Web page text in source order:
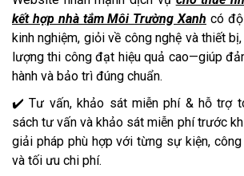
kết hợp nhà tắm Môi Trường Xanh có
kinh nghiệm, giỏi về công nghệ và thiết
lượng thi công đạt hiệu quả cao—giúp
hành và bảo trì đúng chuẩn.
✔️ Tư vấn, khảo sát miễn phí & hỗ trợ
sách tư vấn và khảo sát miễn phí trước
giải pháp phù hợp với từng sự kiện,
và tối ưu chi phí.